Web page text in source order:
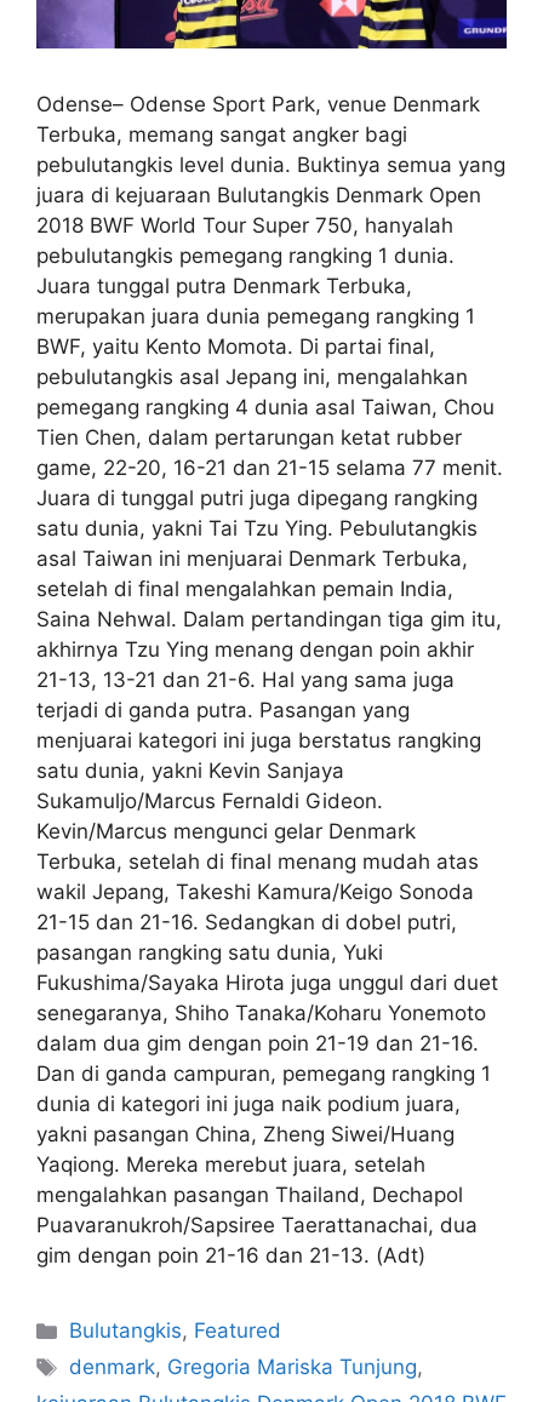
Odense– Odense Sport Park, venue Denmark
Terbuka, memang sangat angker bagi
pebulutangkis level dunia. Buktinya semua yang
juara di kejuaraan Bulutangkis Denmark Open
2018 BWF World Tour Super 750, hanyalah
pebulutangkis pemegang rangking 1 dunia.
Juara tunggal putra Denmark Terbuka,
merupakan juara dunia pemegang rangking 1
BWF, yaitu Kento Momota. Di partai final,
pebulutangkis asal Jepang ini, mengalahkan
pemegang rangking 4 dunia asal Taiwan, Chou
Tien Chen, dalam pertarungan ketat rubber
game, 22-20, 16-21 dan 21-15 selama 77 menit.
Juara di tunggal putri juga dipegang rangking
satu dunia, yakni Tai Tzu Ying. Pebulutangkis
asal Taiwan ini menjuarai Denmark Terbuka,
setelah di final mengalahkan pemain India,
Saina Nehwal. Dalam pertandingan tiga gim itu,
akhirnya Tzu Ying menang dengan poin akhir
21-13, 13-21 dan 21-6. Hal yang sama juga
terjadi di ganda putra. Pasangan yang
menjuarai kategori ini juga berstatus rangking
satu dunia, yakni Kevin Sanjaya
Sukamuljo/Marcus Fernaldi Gideon.
Kevin/Marcus mengunci gelar Denmark
Terbuka, setelah di final menang mudah atas
wakil Jepang, Takeshi Kamura/Keigo Sonoda
21-15 dan 21-16. Sedangkan di dobel putri,
pasangan rangking satu dunia, Yuki
Fukushima/Sayaka Hirota juga unggul dari duet
senegaranya, Shiho Tanaka/Koharu Yonemoto
dalam dua gim dengan poin 21-19 dan 21-16.
Dan di ganda campuran, pemegang rangking 1
dunia di kategori ini juga naik podium juara,
yakni pasangan China, Zheng Siwei/Huang
Yaqiong. Mereka merebut juara, setelah
mengalahkan pasangan Thailand, Dechapol
Puavaranukroh/Sapsiree Taerattanachai, dua
gim dengan poin 21-16 dan 21-13. (Adt)
Bulutangkis, Featured
denmark, Gregoria Mariska Tunjung,